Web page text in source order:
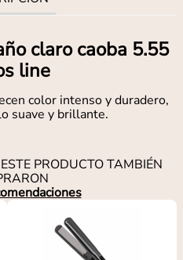
claro caoba 5.55
line
color intenso y duradero,
suave y brillante.
PRODUCTO TAMBIÉN